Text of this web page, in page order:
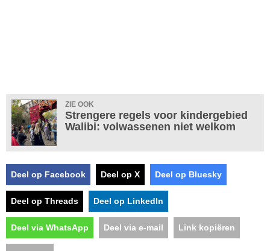
ZIE OOK
Strengere regels voor kindergebied
Walibi: volwassenen niet welkom
Deel op Facebook Deel op X Deel op Bluesky
Deel op Threads Deel op LinkedIn
Deel via WhatsApp Deel via e-mail Link kopiëren